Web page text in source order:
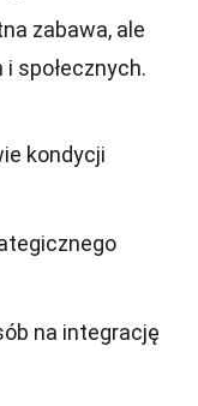
zabawa, ale
społecznych.
kondycji
na integrację